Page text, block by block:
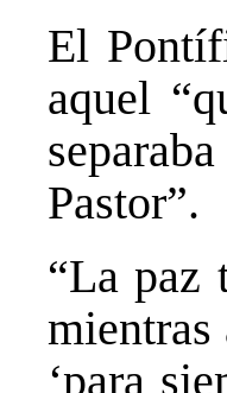
El
aquel
Pastor”.
“La
mientras
‘para